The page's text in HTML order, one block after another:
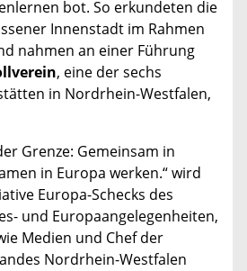
bot. So erkundeten die
Innenstadt im Rahmen
nahmen an einer Führung
, eine der sechs
in Nordrhein-Westfalen,
Grenze: Gemeinsam in
in Europa werken.“ wird
Europa-Schecks des
und Europaangelegenheiten,
Medien und Chef der
Nordrhein-Westfalen